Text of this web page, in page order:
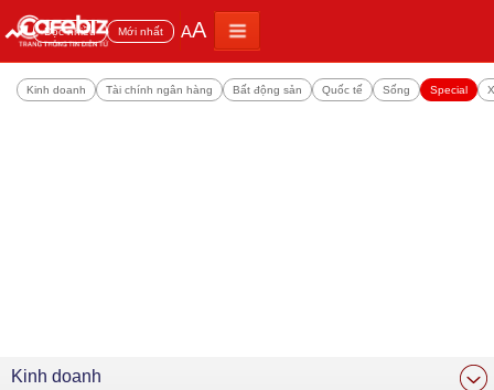
Đọc nhiều Mới nhất AA
Kinh doanh Tài chính ngân hàng Bất động sản Quốc tế Sống Special
Kinh doanh